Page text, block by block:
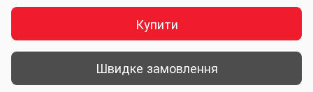
Купити
Швидке замовлення